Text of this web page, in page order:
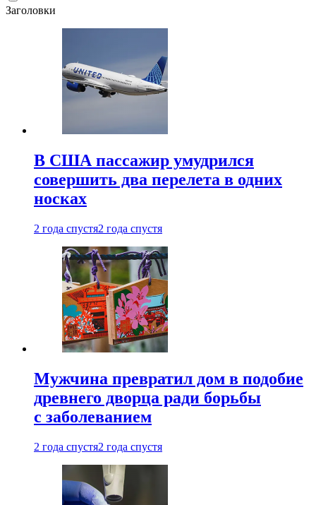
Заголовки
В США пассажир умудрился
совершить два перелета в одних
носках
2 года спустя2 года спустя
Мужчина превратил дом в подобие
древнего дворца ради борьбы
с заболеванием
2 года спустя2 года спустя